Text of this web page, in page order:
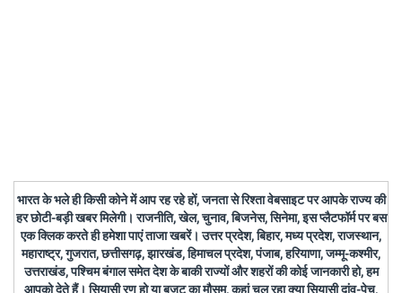
भारत के भले ही किसी कोने में आप रह रहे हों, जनता से रिश्ता वेबसाइट पर आपके राज्य की
हर छोटी-बड़ी खबर मिलेगी। राजनीति, खेल, चुनाव, बिजनेस, सिनेमा, इस प्लैटफॉर्म पर बस
एक क्लिक करते ही हमेशा पाएं ताजा खबरें। उत्तर प्रदेश, बिहार, मध्य प्रदेश, राजस्थान,
महाराष्ट्र, गुजरात, छत्तीसगढ़, झारखंड, हिमाचल प्रदेश, पंजाब, हरियाणा, जम्मू-कश्मीर,
उत्तराखंड, पश्चिम बंगाल समेत देश के बाकी राज्यों और शहरों की कोई जानकारी हो, हम
आपको देते हैं। सियासी रण हो या बजट का मौसम, कहां चल रहा क्या सियासी दांव-पेच,